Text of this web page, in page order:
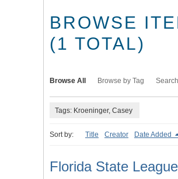
BROWSE
(1 TOTAL)
Browse All Browse by Tag
Tags: Kroeninger, Casey
Sort by: Title Creator Date Added
Florida State